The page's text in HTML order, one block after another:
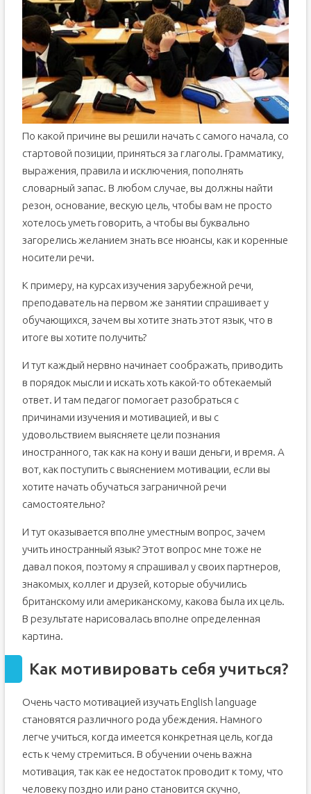
По какой причине вы решили начать с самого начала, со
стартовой позиции, приняться за глаголы. Грамматику,
выражения, правила и исключения, пополнять
словарный запас. В любом случае, вы должны найти
резон, основание, вескую цель, чтобы вам не просто
хотелось уметь говорить, а чтобы вы буквально
загорелись желанием знать все нюансы, как и коренные
носители речи.
К примеру, на курсах изучения зарубежной речи,
преподаватель на первом же занятии спрашивает у
обучающихся, зачем вы хотите знать этот язык, что в
итоге вы хотите получить?
И тут каждый нервно начинает соображать, приводить
в порядок мысли и искать хоть какой-то обтекаемый
ответ. И там педагог помогает разобраться с
причинами изучения и мотивацией, и вы с
удовольствием выясняете цели познания
иностранного, так как на кону и ваши деньги, и время. А
вот, как поступить с выяснением мотивации, если вы
хотите начать обучаться заграничной речи
самостоятельно?
И тут оказывается вполне уместным вопрос, зачем
учить иностранный язык? Этот вопрос мне тоже не
давал покоя, поэтому я спрашивал у своих партнеров,
знакомых, коллег и друзей, которые обучились
британскому или американскому, какова была их цель.
В результате нарисовалась вполне определенная
картина.
Как мотивировать себя учиться?
Очень часто мотивацией изучать English language
становятся различного рода убеждения. Намного
легче учиться, когда имеется конкретная цель, когда
есть к чему стремиться. В обучении очень важна
мотивация, так как ее недостаток проводит к тому, что
человеку поздно или рано становится скучно,